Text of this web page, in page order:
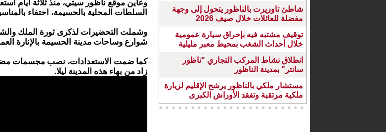
السلطات المحلية بالحسيمة، احتفاء
وشملت التحضيرات لذكرى ثورة الملك
شوارع وساحات مدينة الحسيمة بالإنارة
كما ضمت الاستعدادات، نصب مجسمات
زاد من بهاء هذه المدينة ليلا.
شاطئ تاوريرت بالناظور يتحول إلى وجهة
مفضلة للعائلات خلال صيف 2026
توقيف مشتبه فيه بإحراق سيارة عمومية
خلال أحداث الشغب بمحيط معبر مليلية
انطلاق نشاط المركب التجاري "ناظور
سانتر" بمدينة الناظور
مستشار ملكي بالناظور يرشح الإقليم لزيارة
ملكية مرتقبة وتفقد الأوراش الكبرى